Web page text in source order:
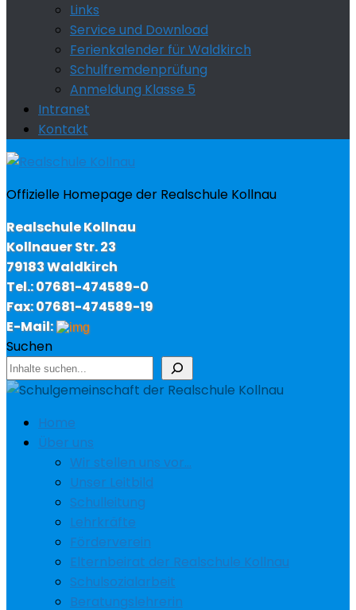
Links
Service und Download
Ferienkalender für Waldkirch
Schulfremdenprüfung
Anmeldung Klasse 5
Intranet
Kontakt
Offizielle Homepage der Realschule Kollnau
Realschule Kollnau
Kollnauer Str. 23
79183 Waldkirch
Tel.: 07681-474589-0
Fax: 07681-474589-19
E-Mail:
Suchen
Home
Über uns
Wir stellen uns vor…
Unser Leitbild
Schulleitung
Lehrkräfte
Förderverein
Elternbeirat der Realschule Kollnau
Schulsozialarbeit
Beratungslehrerin